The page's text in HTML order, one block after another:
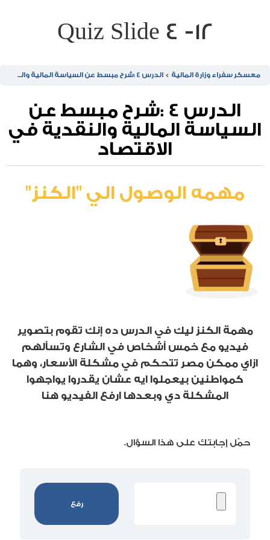
Quiz Slide 4 -12
معسكر سفراء وزارة المالية الدرس 4 :شرح مبسط عن السياسة المالية والنقدية في الاقتصاد
الدرس 4 :شرح مبسط عن
السياسة المالية والنقدية في
الاقتصاد
مهمه الوصول الي "الكنز"
مهمة الكنز ليك في الدرس ده إنك تقوم بتصوير
فيديو مع خمس أشخاص في الشارع وتسألهم
ازاي ممكن مصر تتحكم في مشكلة الأسعار، وهما
كمواطنين بيعملوا ايه عشان يقدروا يواجهوا
المشكلة دي وبعدها ارفع الفيديو هنا
حمّل إجابتك على هذا السؤال.